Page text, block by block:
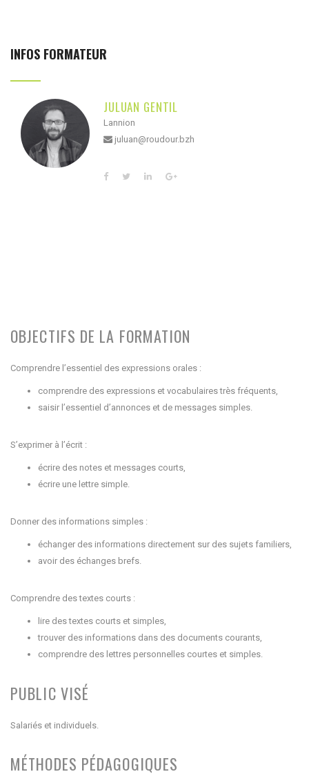
INFOS FORMATEUR
JULUAN GENTIL
Lannion
juluan@roudour.bzh
OBJECTIFS DE LA FORMATION
Comprendre l’essentiel des expressions orales :
comprendre des expressions et vocabulaires très fréquents,
saisir l’essentiel d’annonces et de messages simples.
S’exprimer à l’écrit :
écrire des notes et messages courts,
écrire une lettre simple.
Donner des informations simples :
échanger des informations directement sur des sujets familiers,
avoir des échanges brefs.
Comprendre des textes courts :
lire des textes courts et simples,
trouver des informations dans des documents courants,
comprendre des lettres personnelles courtes et simples.
PUBLIC VISÉ
Salariés et individuels.
MÉTHODES PÉDAGOGIQUES